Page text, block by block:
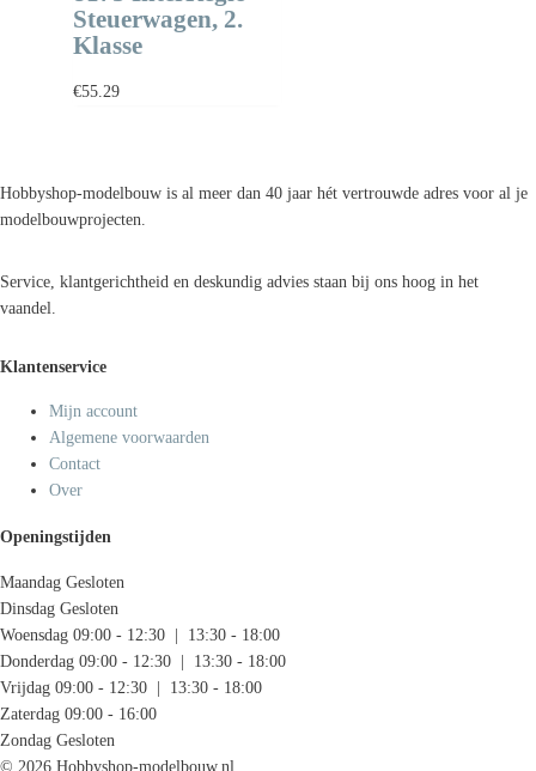
Steuerwagen, 2.
Klasse
€55.29
Hobbyshop-modelbouw is al meer dan 40 jaar hét vertrouwde adres voor al je
modelbouwprojecten.
Service, klantgerichtheid en deskundig advies staan bij ons hoog in het
vaandel.
Klantenservice
Mijn account
Algemene voorwaarden
Contact
Over
Openingstijden
Maandag Gesloten
Dinsdag Gesloten
Woensdag 09:00 - 12:30 | 13:30 - 18:00
Donderdag 09:00 - 12:30 | 13:30 - 18:00
Vrijdag 09:00 - 12:30 | 13:30 - 18:00
Zaterdag 09:00 - 16:00
Zondag Gesloten
© 2026 Hobbyshop-modelbouw.nl